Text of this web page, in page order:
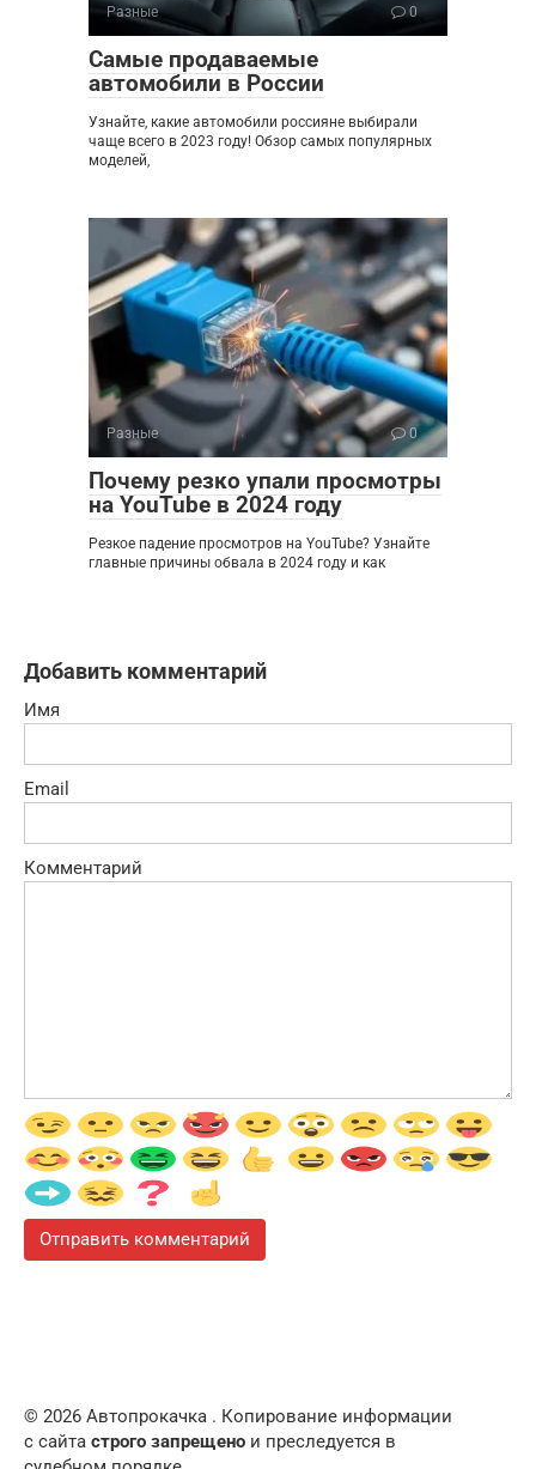
Разные 0
Самые продаваемые
автомобили в России
Узнайте, какие автомобили россияне выбирали
чаще всего в 2023 году! Обзор самых популярных
моделей,
Разные 0
Почему резко упали просмотры
на YouTube в 2024 году
Резкое падение просмотров на YouTube? Узнайте
главные причины обвала в 2024 году и как
Добавить комментарий
Имя
Email
Комментарий
© 2026 Автопрокачка . Копирование информации
с сайта строго запрещено и преследуется в